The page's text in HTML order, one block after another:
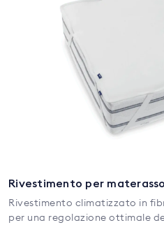
Rivestimento per
Rivestimento climatizzato in
per una regolazione ottimale